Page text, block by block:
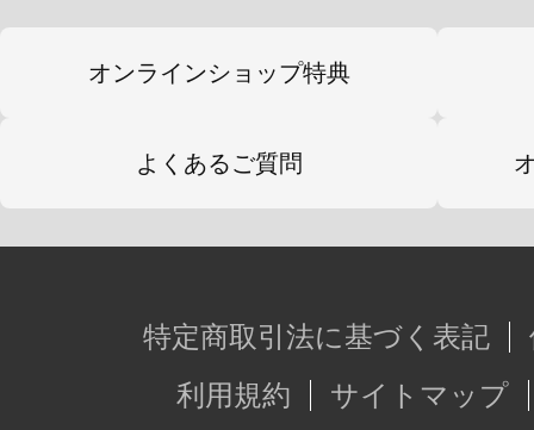
オンラインショップ特典
よくあるご質問
特定商取引法に基づく表記
利用規約
サイトマップ